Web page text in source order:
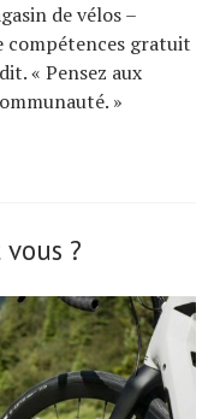
de vélos –
compétences gratuit
« Pensez aux
»
?